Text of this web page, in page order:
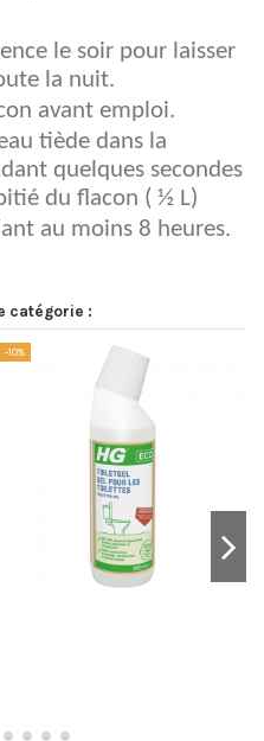
le soir pour laisser
la nuit.
avant emploi.
tiède dans la
quelques secondes
du flacon ( ½ L)
au moins 8 heures.
catégorie :
-10%